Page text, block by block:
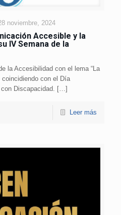
noviembre, 2024
Accesible y la
IV Semana de la
la Accesibilidad con el lema “La
coincidiendo con el Día
con Discapacidad. […]
Leer más